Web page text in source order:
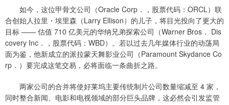
如今，这位甲骨文公司（Oracle Corp．，股票代码：ORCL）联
合创始人拉里・埃里森（Larry Ellison）的儿子，将目光投向了更大的
目标 —— 估值 710 亿美元的华纳兄弟探索公司（Warner Bros． Dis
covery Inc．，股票代码：WBD）。若以过去几年媒体行业的动荡局
面为鉴，他新成立的派拉蒙天舞影业公司（Paramount Skydance Co
rp．）要完成这笔交易，必将面临一条曲折之路。
两家公司的合并将使好莱坞主要传统制片公司数量缩减至 4 家，
同时整合新闻、电影和电视领域的部分巨头品牌，这必然会引发监管